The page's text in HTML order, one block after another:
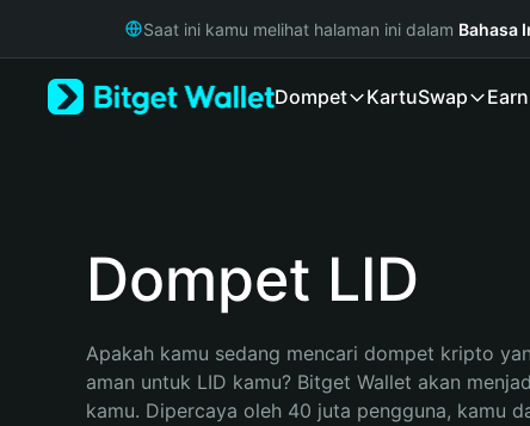
Русский
Bahasa Indonesia
Saat ini kamu melihat halaman ini dalam Bahasa
Dompet KartuSwap Earn
Dompet LID
Apakah kamu sedang mencari dompet kripto
aman untuk LID kamu? Bitget Wallet akan
kamu. Dipercaya oleh 40 juta pengguna, kamu